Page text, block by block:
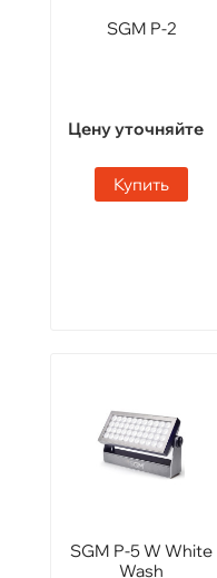
SGM P-2
Цену уточняйте
Купить
SGM P-5 W White
Wash